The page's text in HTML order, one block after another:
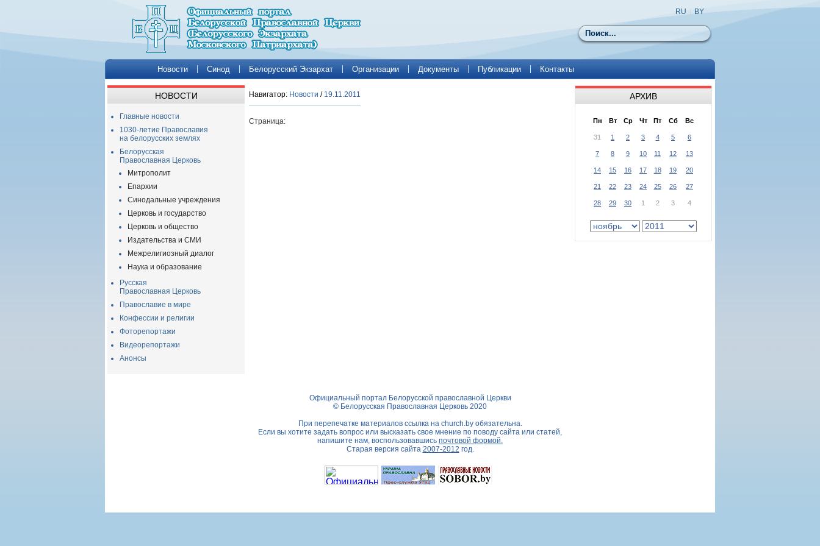
Поиск
RU BY
Новости Синод Белорусский Экзархат Организации Документы Публикации Контакты
НОВОСТИ
Главные новости
1030-летие Православия
на белорусских землях
Белорусская
Православная Церковь
Митрополит
Епархии
Синодальные учреждения
Церковь и государство
Церковь и общество
Издательства и СМИ
Межрелигиозный диалог
Наука и образование
Русская
Православная Церковь
Православие в мире
Конфессии и религии
Фоторепортажи
Видеорепортажи
Анонсы
Навигатор: Новости / 19.11.2011
Страница:
АРХИВ
Пн Вт Ср Чт Пт Сб Вс
31 1 2 3 4 5 6
7 8 9 10 11 12 13
14 15 16 17 18 19 20
21 22 23 24 25 26 27
28 29 30 1 2 3 4
Официальный портал Белорусской православной Церкви
© Белорусская Православная Церковь 2020
При перепечатке материалов ссылка на church.byобязательна.
Если вы хотите задать вопрос или высказать свое мнение по поводу сайта или статей,
напишите нам, воспользовавшись почтовой формой.
Старая версия сайта 2007-2012 год.